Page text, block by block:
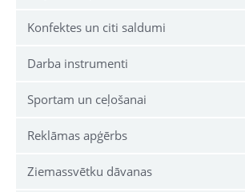
Konfektes un citi saldumi
Darba instrumenti
Sportam un ceļošanai
Reklāmas apģērbs
Ziemassvētku dāvanas